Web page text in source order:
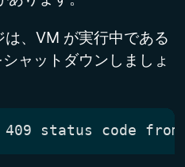
、VM が実行中である
ャットダウンしましょ